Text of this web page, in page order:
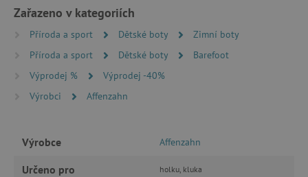
Zařazeno v kategoriích
Příroda a sport Dětské boty
Zimní boty
Příroda a sport
Dětské boty
Barefoot
Výprodej %
Výprodej -40%
Výrobci
Affenzahn
Výrobce Affenzahn
Určeno pro holku, kluka
FUNKČNÍ SOUBORY
Nezbytně nutné cookies
Analytické cookies
Nezbytně nutné soubory cookie umožňují
přihlášení uživatele a správa účtu. Webové